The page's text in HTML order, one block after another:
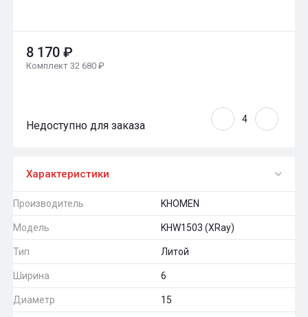
8 170 ₽
Комплект 32 680 ₽
Недоступно для заказа
Характеристики
Производитель KHOMEN
Модель KHW1503 (XRay)
Тип Литой
Ширина 6
Диаметр 15